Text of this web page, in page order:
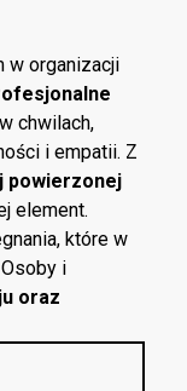
w organizacji
w chwilach,
i empatii. Z
powierzonej
element.
które w
i
oraz